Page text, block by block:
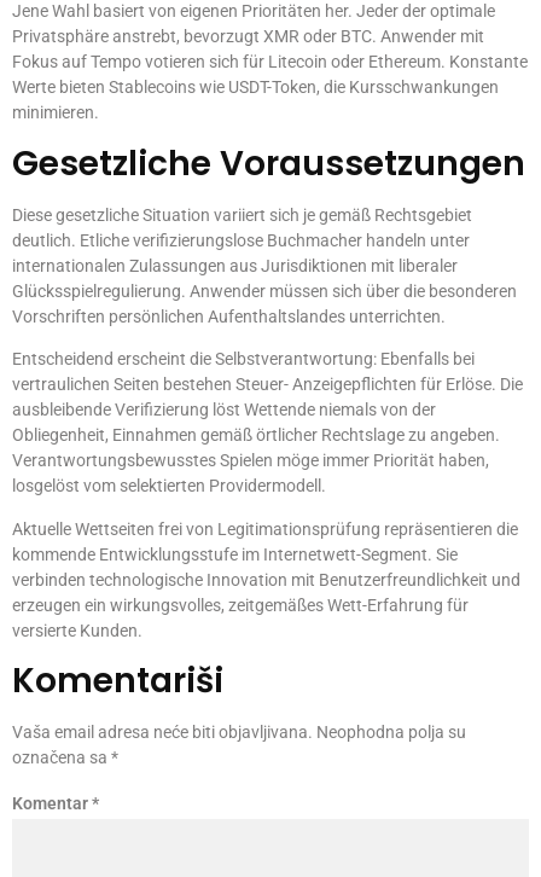
Jene Wahl basiert von eigenen Prioritäten her. Jeder der optimale
Privatsphäre anstrebt, bevorzugt XMR oder BTC. Anwender mit
Fokus auf Tempo votieren sich für Litecoin oder Ethereum. Konstante
Werte bieten Stablecoins wie USDT-Token, die Kursschwankungen
minimieren.
Gesetzliche Voraussetzungen
Diese gesetzliche Situation variiert sich je gemäß Rechtsgebiet
deutlich. Etliche verifizierungslose Buchmacher handeln unter
internationalen Zulassungen aus Jurisdiktionen mit liberaler
Glücksspielregulierung. Anwender müssen sich über die besonderen
Vorschriften persönlichen Aufenthaltslandes unterrichten.
Entscheidend erscheint die Selbstverantwortung: Ebenfalls bei
vertraulichen Seiten bestehen Steuer- Anzeigepflichten für Erlöse. Die
ausbleibende Verifizierung löst Wettende niemals von der
Obliegenheit, Einnahmen gemäß örtlicher Rechtslage zu angeben.
Verantwortungsbewusstes Spielen möge immer Priorität haben,
losgelöst vom selektierten Providermodell.
Aktuelle Wettseiten frei von Legitimationsprüfung repräsentieren die
kommende Entwicklungsstufe im Internetwett-Segment. Sie
verbinden technologische Innovation mit Benutzerfreundlichkeit und
erzeugen ein wirkungsvolles, zeitgemäßes Wett-Erfahrung für
versierte Kunden.
Komentariši
Vaša email adresa neće biti objavljivana. Neophodna polja su
označena sa *
Komentar*